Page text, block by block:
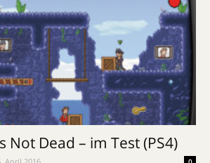
Not Dead – im Test (PS4)